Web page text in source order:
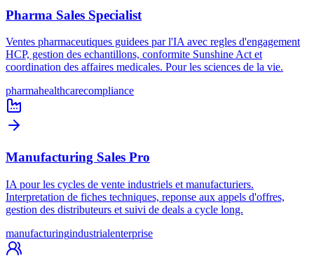
Pharma Sales Specialist
Ventes pharmaceutiques guidees par l'IA avec regles d'engagement
HCP, gestion des echantillons, conformite Sunshine Act et
coordination des affaires medicales. Pour les sciences de la vie.
pharmahealthcarecompliance
Manufacturing Sales Pro
IA pour les cycles de vente industriels et manufacturiers.
Interpretation de fiches techniques, reponse aux appels d'offres,
gestion des distributeurs et suivi de deals a cycle long.
manufacturingindustrialenterprise